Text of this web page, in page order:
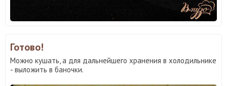
Готово!
Можно кушать, а для дальнейшего хранения в холодильнике
- выложить в баночки.